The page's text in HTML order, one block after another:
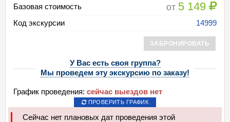
Базовая стоимость от 5 149
Код экскурсии 14999
ЗАБРОНИРОВАТЬ
У Вас есть своя группа?
Мы проведем эту экскурсию по заказу!
График проведения: сейчас выездов нет
ПРОВЕРИТЬ ГРАФИК
Сейчас нет плановых дат проведения этой